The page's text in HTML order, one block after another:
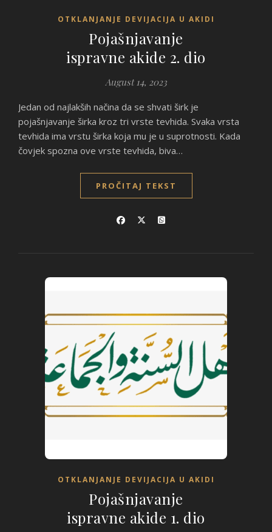
OTKLANJANJE DEVIJACIJA U AKIDI
Pojašnjavanje
ispravne akide 2. dio
August 14, 2023
Jedan od najlakših načina da se shvati širk je
pojašnjavanje širka kroz tri vrste tevhida. Svaka vrsta
tevhida ima vrstu širka koja mu je u suprotnosti. Kada
čovjek spozna ove vrste tevhida, biva…
PROČITAJ TEKST
OTKLANJANJE DEVIJACIJA U AKIDI
Pojašnjavanje
ispravne akide 1. dio